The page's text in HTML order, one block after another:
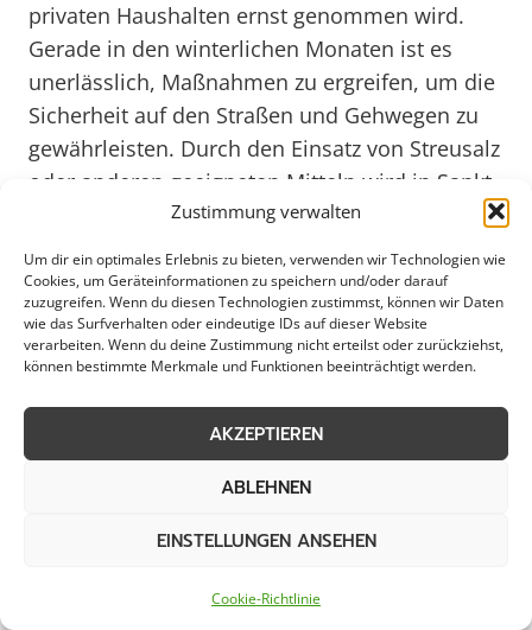
Zustimmung verwalten
Um dir ein optimales Erlebnis zu bieten, verwenden wir Technologien wie
Cookies, um Geräteinformationen zu speichern und/oder darauf
zuzugreifen. Wenn du diesen Technologien zustimmst, können wir Daten
wie das Surfverhalten oder eindeutige IDs auf dieser Website
verarbeiten. Wenn du deine Zustimmung nicht erteilst oder zurückziehst,
können bestimmte Merkmale und Funktionen beeinträchtigt werden.
AKZEPTIEREN
ABLEHNEN
EINSTELLUNGEN ANSEHEN
Cookie-Richtlinie
privaten Haushalten ernst genommen wird.
Gerade in den winterlichen Monaten ist es
unerlässlich, Maßnahmen zu ergreifen, um die
Sicherheit auf den Straßen und Gehwegen zu
gewährleisten. Durch den Einsatz von Streusalz
oder anderen geeigneten Mitteln wird in Sankt
Augustin aktiv gegen die Gefahren von Glatteis
vorgegangen. Diese präventiven Maßnahmen
tragen dazu bei, Unfälle und Verletzungen zu
verhindern und den Verkehr reibungslos zu
gestalten.
wie Einkaufszentren, Schulen oder
Behördengebäuden ist die
um die Mobilität und Sicherheit der